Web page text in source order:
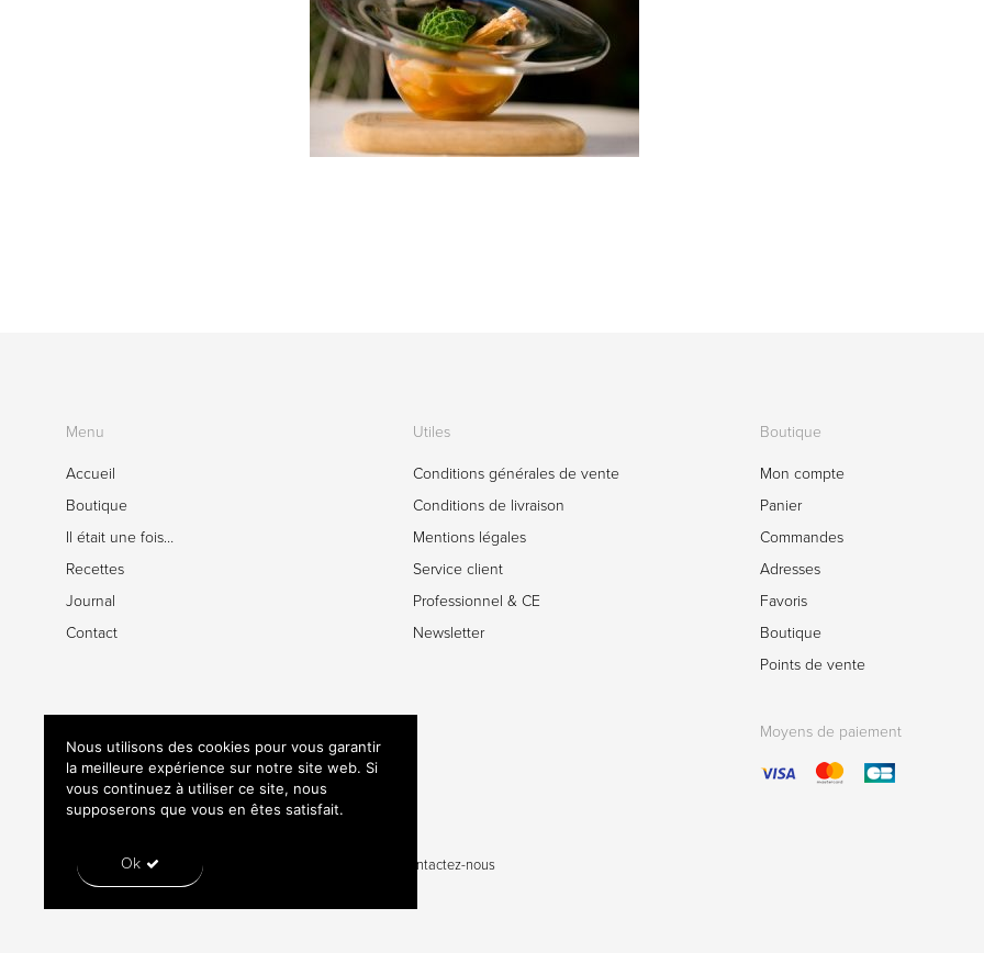
Menu
Accueil
Boutique
Il était une fois…
Recettes
Journal
Contact
Utiles
Conditions générales de vente
Conditions de livraison
Mentions légales
Service client
Professionnel & CE
Newsletter
Boutique
Mon compte
Panier
Commandes
Adresses
Favoris
Boutique
Points de vente
Moyens de paiement
Mentions légales Conditions générales de vente
Contactez-nous
Nous utilisons des cookies pour vous garantir
la meilleure expérience sur notre site web. Si
vous continuez à utiliser ce site, nous
supposerons que vous en êtes satisfait.
Ok